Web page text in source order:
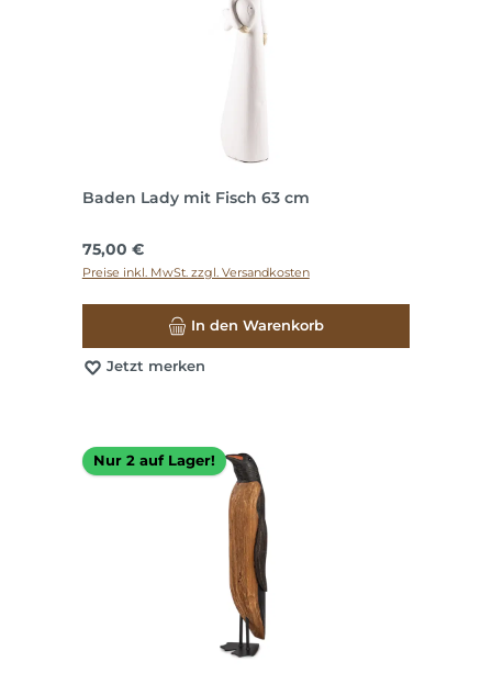
Baden Lady mit Fisch 63 cm
Regulärer Preis:
75,00 €
Preise inkl. MwSt. zzgl. Versandkosten
In den Warenkorb
Jetzt merken
Nur 2 auf Lager!